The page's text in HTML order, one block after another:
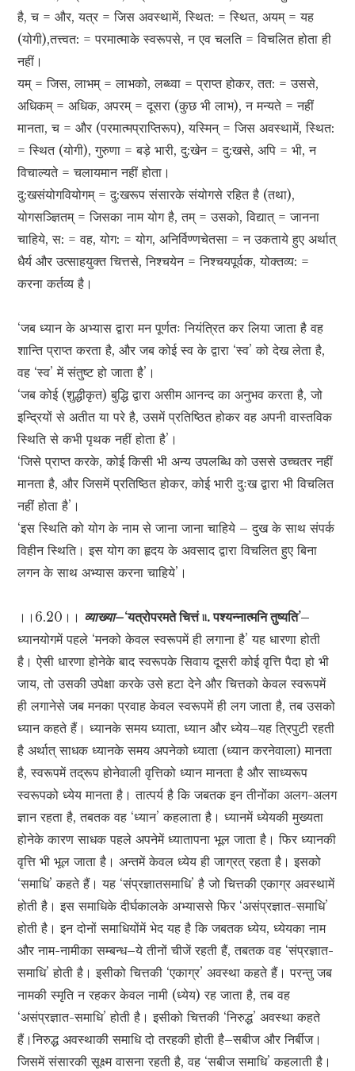
है, च = और, यत्र = जिस अवस्थामें, स्थित: = स्थित, अयम् = यह
(योगी),तत्त्वत: = परमात्माके स्वरूपसे, न एव चलति = विचलित होता ही
नहीं।
यम् = जिस, लाभम् = लाभको, लब्ध्वा = प्राप्त होकर, तत: = उससे,
अधिकम् = अधिक, अपरम् = दूसरा (कुछ भी लाभ), न मन्यते = नहीं
मानता, च = और (परमात्मप्राप्तिरूप), यस्मिन् = जिस अवस्थामें, स्थित:
= स्थित (योगी), गुरुणा = बड़े भारी, दु:खेन = दु:खसे, अपि = भी, न
विचाल्यते = चलायमान नहीं होता।
दु:खसंयोगवियोगम् = दु:खरूप संसारके संयोगसे रहित है (तथा),
योगसञ्ज्ञितम् = जिसका नाम योग है, तम् = उसको, विद्यात् = जानना
चाहिये, स: = वह, योग: = योग, अनिर्विण्णचेतसा = न उकताये हुए अर्थात्
धैर्य और उत्साहयुक्त चित्तसे, निश्चयेन = निश्चयपूर्वक, योक्तव्य: =
करना कर्तव्य है।
‘जब ध्यान के अभ्यास द्वारा मन पूर्णतः नियंत्रित कर लिया जाता है वह
शान्ति प्राप्त करता है, और जब कोई स्व के द्वारा ‘स्व’ को देख लेता है,
वह ‘स्व’ में संतुष्ट हो जाता है’।
‘जब कोई (शुद्धीकृत) बुद्धि द्वारा असीम आनन्द का अनुभव करता है, जो
इन्द्रियों से अतीत या परे है, उसमें प्रतिष्ठित होकर वह अपनी वास्तविक
स्थिति से कभी पृथक नहीं होता है’।
‘जिसे प्राप्त करके, कोई किसी भी अन्य उपलब्धि को उससे उच्चतर नहीं
मानता है, और जिसमें प्रतिष्ठित होकर, कोई भारी दुःख द्वारा भी विचलित
नहीं होता है’।
‘इस स्थिति को योग के नाम से जाना जाना चाहिये – दुख के साथ संपर्क
विहीन स्थिति। इस योग का हृदय के अवसाद द्वारा विचलित हुए बिना
लगन के साथ अभ्यास करना चाहिये’।
।।6.20।। व्याख्या–‘यत्रोपरमते चित्तं ৷৷. पश्यन्नात्मनि तुष्यति’–
ध्यानयोगमें पहले ‘मनको केवल स्वरूपमें ही लगाना है’ यह धारणा होती
है। ऐसी धारणा होनेके बाद स्वरूपके सिवाय दूसरी कोई वृत्ति पैदा हो भी
जाय, तो उसकी उपेक्षा करके उसे हटा देने और चित्तको केवल स्वरूपमें
ही लगानेसे जब मनका प्रवाह केवल स्वरूपमें ही लग जाता है, तब उसको
ध्यान कहते हैं। ध्यानके समय ध्याता, ध्यान और ध्येय–यह त्रिपुटी रहती
है अर्थात् साधक ध्यानके समय अपनेको ध्याता (ध्यान करनेवाला) मानता
है, स्वरूपमें तद्रूप होनेवाली वृत्तिको ध्यान मानता है और साध्यरूप
स्वरूपको ध्येय मानता है। तात्पर्य है कि जबतक इन तीनोंका अलग-अलग
ज्ञान रहता है, तबतक वह ‘ध्यान’ कहलाता है। ध्यानमें ध्येयकी मुख्यता
होनेके कारण साधक पहले अपनेमें ध्यातापना भूल जाता है। फिर ध्यानकी
वृत्ति भी भूल जाता है। अन्तमें केवल ध्येय ही जाग्रत् रहता है। इसको
‘समाधि’ कहते हैं। यह ‘संप्रज्ञातसमाधि’ है जो चित्तकी एकाग्र अवस्थामें
होती है। इस समाधिके दीर्घकालके अभ्याससे फिर ‘असंप्रज्ञात-समाधि’
होती है। इन दोनों समाधियोंमें भेद यह है कि जबतक ध्येय, ध्येयका नाम
और नाम-नामीका सम्बन्ध–ये तीनों चीजें रहती हैं, तबतक वह ‘संप्रज्ञात-
समाधि’ होती है। इसीको चित्तकी ‘एकाग्र’ अवस्था कहते हैं। परन्तु जब
नामकी स्मृति न रहकर केवल नामी (ध्येय) रह जाता है, तब वह
‘असंप्रज्ञात-समाधि’ होती है। इसीको चित्तकी ‘निरुद्ध’ अवस्था कहते
हैं।निरुद्ध अवस्थाकी समाधि दो तरहकी होती है–सबीज और निर्बीज।
जिसमें संसारकी सूक्ष्म वासना रहती है, वह ‘सबीज समाधि’ कहलाती है।